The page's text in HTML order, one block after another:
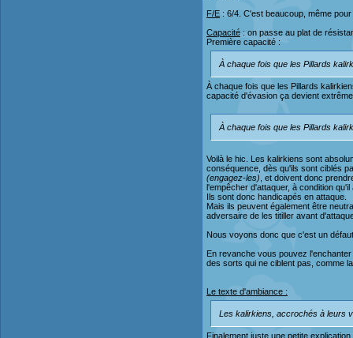
F/E : 6/4. C'est beaucoup, même
Capacité : on passe au plat de
Première capacité :
À chaque fois que les Pillards
À chaque fois que les Pillards
capacité d'évasion ça devient
À chaque fois que les Pillards
Voilà le hic. Les kalirkiens sont
conséquence, dès qu'ils sont ciblés
(engagez-les) , et doivent donc
l'empêcher d'attaquer, à condition
Ils sont donc handicapés en attaque.
Mais ils peuvent également être
adversaire de les titiller avant
Nous voyons donc que c'est un
En revanche vous pouvez
des sorts qui ne ciblent pas, comme
Le texte d'ambiance :
Les kalirkiens, accrochés à leurs
Finalement juste une petite